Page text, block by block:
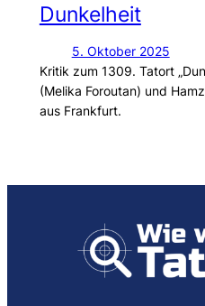
Dunkelheit
5. Oktober 2025
Kritik zum 1309. Tatort
(Melika Foroutan) und
aus Frankfurt.